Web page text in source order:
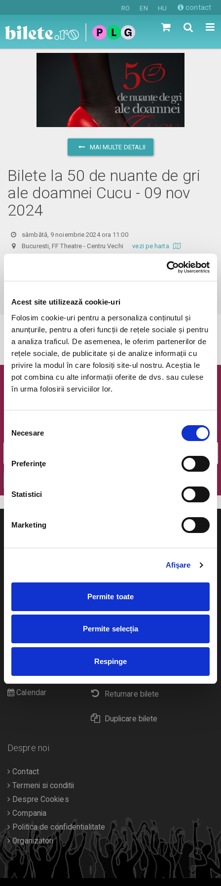
Acest site utilizează cookie-uri
Folosim cookie-uri pentru a personaliza conținutul și
anunțurile, pentru a oferi funcții de rețele sociale și pentru
a analiza traficul. De asemenea, le oferim partenerilor de
rețele sociale, de publicitate și de analize informații cu
privire la modul în care folosiți site-ul nostru. Aceștia le
pot combina cu alte informații oferite de dvs. sau culese
în urma folosirii serviciilor lor.
consimțământului
Necesare
Preferinţe
Statistici
Marketing
Afişare
Permite toate
Permite selecția
Respinge
RO EN HU contact
MAI MULTE DETALII
Bilete la 50 de nuante de gri
ale doamnei Cucu - 09 nov
2024
sâmbătă, 9 noiembrie 2024 ora 11:00
Bucuresti, FF Theatre - Centru Vechivezi pe harta
Din respect pentru actori si public avem rugamintea de a va
prezenta cu cel putin 30 de minute inainte de inceperea spectacolului.
valabilitatea.
Evenimentul a expirat.
Newsletter @ Bilete.ro
Oferte exclusive si o editie saptamanala cu cele mai noi
Email
Cum comand bilete?
eBilet printat acasa
Returnare bilete
Duplicare bilete
festivaluri
Pentru copii
Diverse
Calendar
Despre noi
Contact
Termeni si conditii
Despre Cookies
Compania
Politica de confidentialitate
Organizatori